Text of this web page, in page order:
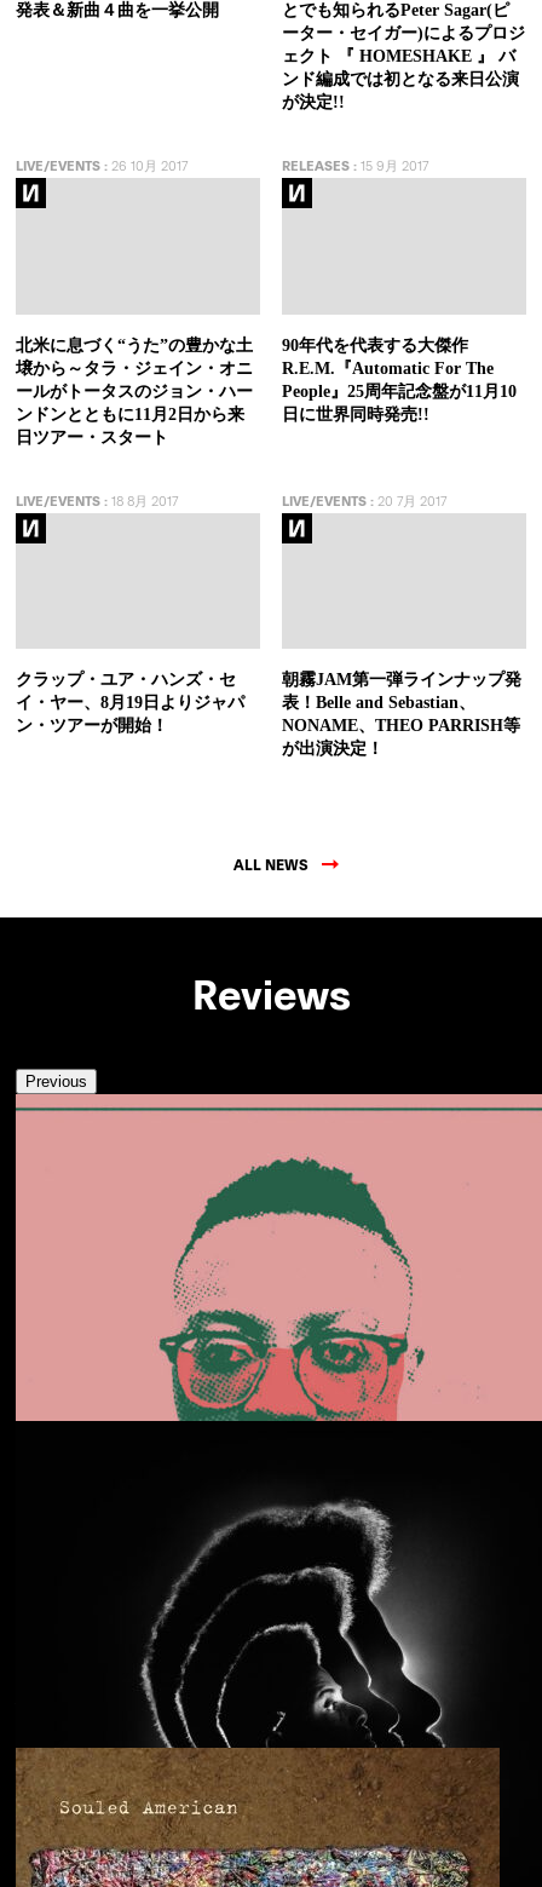
発表＆新曲４曲を一挙公開
とでも知られるPeter Sagar(ピ
ーター・セイガー)によるプロジ
ェクト 『 HOMESHAKE 』 バ
ンド編成では初となる来日公演
が決定!!
LIVE/EVENTS : 26 10月 2017
北米に息づく“うた”の豊かな土
壌から～タラ・ジェイン・オニ
ールがトータスのジョン・ハー
ンドンとともに11月2日から来
日ツアー・スタート
RELEASES:15 9月 2017
90年代を代表する大傑作
R.E.M.『Automatic For The
People』25周年記念盤が11月10
日に世界同時発売!!
LIVE/EVENTS : 18 8月 2017
クラップ・ユア・ハンズ・セ
イ・ヤー、8月19日よりジャパ
ン・ツアーが開始！
LIVE/EVENTS:20 7月 2017
朝霧JAM第一弾ラインナップ発
表！Belle and Sebastian、
NONAME、THEO PARRISH等
が出演決定！
ALL NEWS
Reviews
Previous
You’re Free to Go